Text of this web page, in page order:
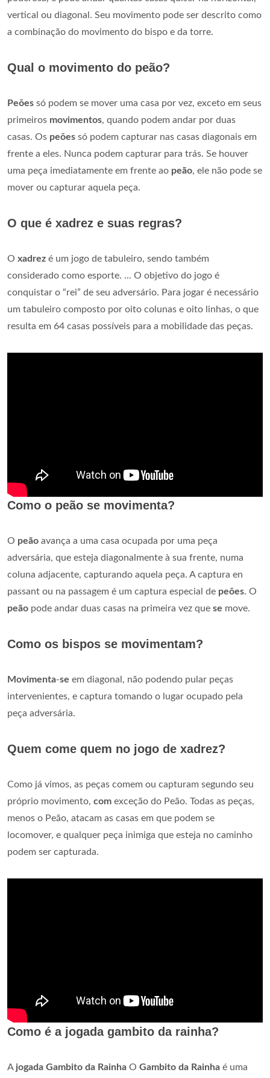
vertical ou diagonal. Seu movimento pode ser descrito como
a combinação do movimento do bispo e da torre.
Qual o movimento do peão?
Peões só podem se mover uma casa por vez, exceto em seus
primeiros movimentos, quando podem andar por duas
casas. Os peões só podem capturar nas casas diagonais em
frente a eles. Nunca podem capturar para trás. Se houver
uma peça imediatamente em frente ao peão, ele não pode se
mover ou capturar aquela peça.
O que é xadrez e suas regras?
O xadrez é um jogo de tabuleiro, sendo também
considerado como esporte. ... O objetivo do jogo é
conquistar o “rei” de seu adversário. Para jogar é necessário
um tabuleiro composto por oito colunas e oito linhas, o que
resulta em 64 casas possíveis para a mobilidade das peças.
Como o peão se movimenta?
O peão avança a uma casa ocupada por uma peça
adversária, que esteja diagonalmente à sua frente, numa
coluna adjacente, capturando aquela peça. A captura en
passant ou na passagem é um captura especial de peões. O
peão pode andar duas casas na primeira vez que se move.
Como os bispos se movimentam?
Movimenta-se em diagonal, não podendo pular peças
intervenientes, e captura tomando o lugar ocupado pela
peça adversária.
Quem come quem no jogo de xadrez?
Como já vimos, as peças comem ou capturam segundo seu
próprio movimento, com exceção do Peão. Todas as peças,
menos o Peão, atacam as casas em que podem se
locomover, e qualquer peça inimiga que esteja no caminho
podem ser capturada.
Como é a jogada gambito da rainha?
A jogada Gambito da Rainha O Gambito da Rainha é uma